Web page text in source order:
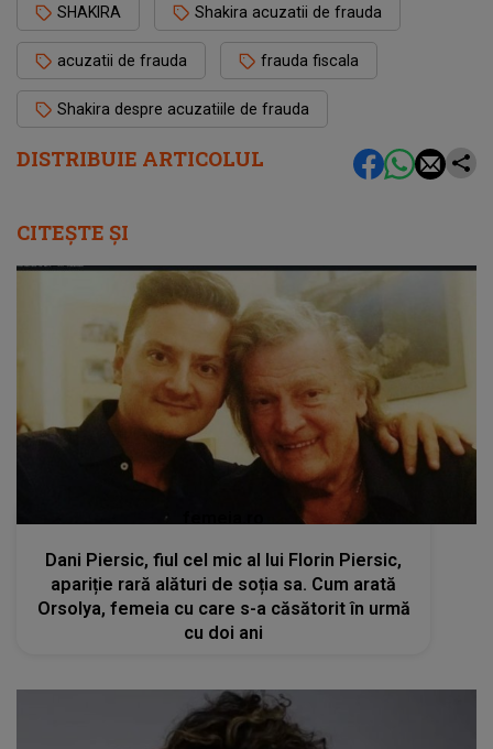
DISTRIBUIE ARTICOLUL
SHAKIRA Shakira acuzatii de frauda
acuzatii de frauda frauda fiscala
Shakira despre acuzatiile de frauda
CITEȘTE ȘI
Dani Piersic, fiul cel mic al lui Florin Piersic,
apariție rară alături de soția sa. Cum arată
Orsolya, femeia cu care s-a căsătorit în urmă
cu doi ani